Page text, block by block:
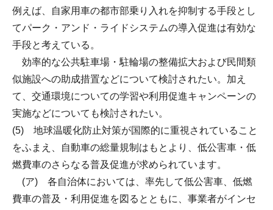
例えば、自家用車の都市部乗り入れを抑制する手段とし
てパーク・アンド・ライドシステムの導入促進は有効な
手段と考えている。
効率的な公共駐車場・駐輪場の整備拡大および民間類
似施設への助成措置などについて検討されたい。加え
て、交通環境についての学習や利用促進キャンペーンの
実施などについても検討されたい。
(5) 地球温暖化防止対策が国際的に重視されていること
をふまえ、自動車の総量規制はもとより、低公害車・低
燃費車のさらなる普及促進が求められています。
(ア) 各自治体においては、率先して低公害車、低燃
費車の普及・利用促進を図るとともに、事業者がインセ